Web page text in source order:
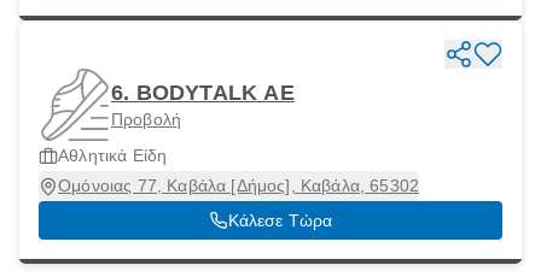
6. BODYTALK ΑΕ
Προβολή
Αθλητικά Είδη
Ομόνοιας 77, Καβάλα [Δήμος], Καβάλα, 65302
Κάλεσε Τώρα